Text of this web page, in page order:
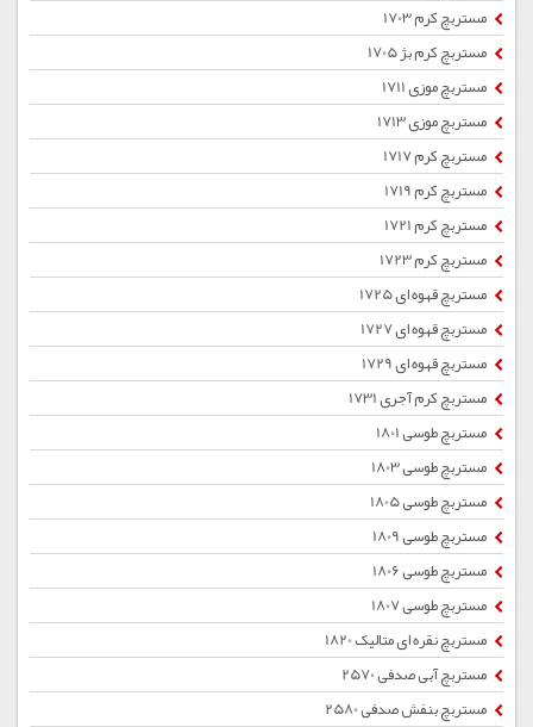
مستربچ کرم 1703
مستربچ کرم بژ 1705
مستربچ موزی 1711
مستربچ موزی 1713
مستربچ کرم 1717
مستربچ کرم 1719
مستربچ کرم 1721
مستربچ کرم 1723
مستربچ قهوه ای 1725
مستربچ قهوه ای 1727
مستربچ قهوه ای 1729
مستربچ کرم آجری 1731
مستربچ طوسی 1801
مستربچ طوسی 1803
مستربچ طوسی 1805
مستربچ طوسی 1809
مستربچ طوسی 1806
مستربچ طوسی 1807
مستربچ نقره ای متالیک 1820
مستربچ آبی صدفی 2570
مستربچ بنفش صدفی 2580